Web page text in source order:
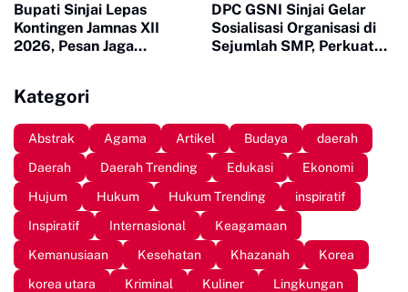
Bupati Sinjai Lepas
Kontingen Jamnas XII
2026, Pesan Jaga
DPC GSNI Sinjai Gelar
Sosialisasi Organisasi di
Sejumlah SMP, Perkuat
Kategori
Abstrak Agama Artikel Budaya
daerah
Daerah
Daerah Trending Edukasi
Ekonomi
Hujum
Hukum Hukum Trending
inspiratif
Inspiratif
Internasional
Keagamaan
Kemanusiaan
Kesehatan Khazanah
Korea
korea utara
Kriminal Kuliner
Lingkungan